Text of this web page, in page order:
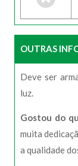
OUTRAS
Deve ser
luz.
Gostou do
muita
a qualidade